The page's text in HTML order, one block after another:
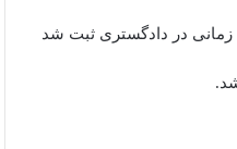
در دادگستری ثبت شد